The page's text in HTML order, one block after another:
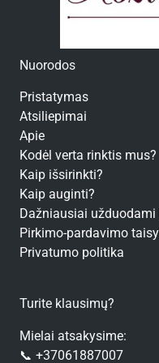
Nuorodos
Pristatymas
Atsiliepimai
Apie
Kodėl verta rinktis mus?
Kaip išsirinkti?
Kaip auginti?
Dažniausiai
Pirkimo-pardavimo
Privatumo politika
Turite klausimų?
Mielai atsakysime:
📞 +37061887007